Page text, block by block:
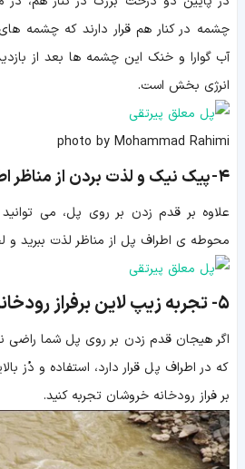
چشمه در کنار هم قرار دارند که چشمه
آب گوارا و خنک این چشمه ها بعد از
انرژی بخش است.
photo by Mohammad Rahimi
۴- پیک نیک و لذت بردن از مناظر
علاوه بر قدم زدن بر روی پل، می
محوطه ی اطراف پل از مناظر لذت ببرید و
۵- تجربه زیپ لاین برفراز
اگر هیجان قدم زدن بر روی پل شما راضی
که در اطراف پل قرار دارد، استفاده و دُز
بر فراز رودخانه خروشان تجربه کنید.